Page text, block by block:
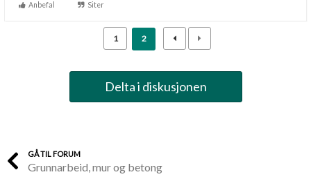
Anbefal Siter
1 2
Delta i diskusjonen
GÅ TIL FORUM
Grunnarbeid, mur og betong